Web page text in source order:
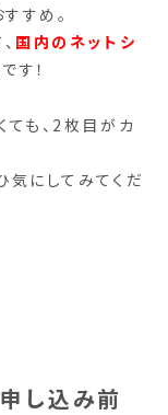
すめ。
国内のネットシ
す！
も、2枚目がカ
気にしてみてくだ
し込み前